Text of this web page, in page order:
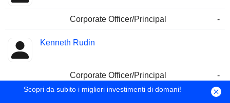
Corporate Officer/Principal -
Kenneth Rudin
Corporate Officer/Principal -
Scopri da subito i migliori investimenti di domani!